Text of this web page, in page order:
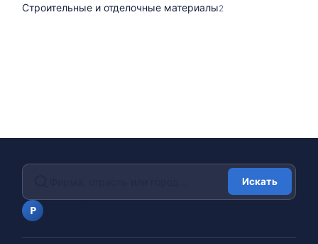
Строительные и отделочные материалы2
P
Искать